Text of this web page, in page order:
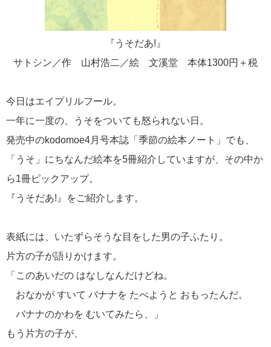
『うそだあ!』
サトシン／作 山村浩二／絵 文溪堂 本体1300円＋税
今日はエイプリルフール。
一年に一度の、うそをついても怒られない日。
発売中のkodomoe4月号本誌「季節の絵本ノート」でも、
「うそ」にちなんだ絵本を5冊紹介していますが、その中か
ら1冊ピックアップ。
『うそだあ!』をご紹介します。
表紙には、いたずらそうな目をした男の子ふたり。
片方の子が語りかけます。
「このあいだの はなしなんだけどね。
おなかが すいて バナナを たべようと おもったんだ。
バナナのかわを むいてみたら、」
もう片方の子が、